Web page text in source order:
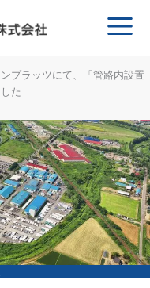
Main
プラッツにて、「管路内設置
た